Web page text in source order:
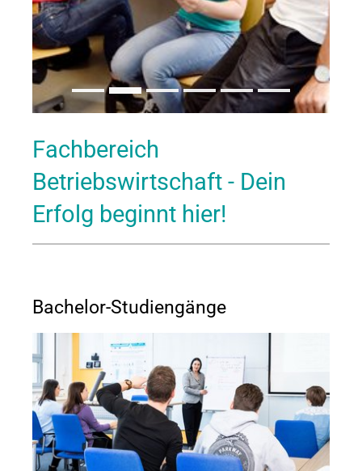
Fachbereich
Betriebswirtschaft - Dein
Erfolg beginnt hier!
Bachelor-Studiengänge